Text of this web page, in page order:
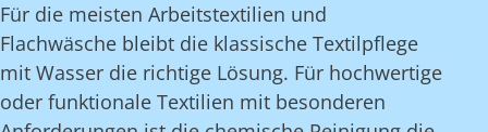
Für die meisten Arbeitstextilien und
Flachwäsche bleibt die klassische Textilpflege
mit Wasser die richtige Lösung. Für hochwertige
oder funktionale Textilien mit besonderen